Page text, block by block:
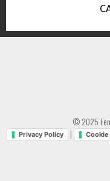
© 2025
Privacy Policy | Cookie